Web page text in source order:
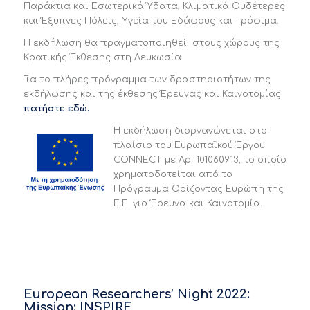
Παράκτια και Εσωτερικά Ύδατα, Κλιματικά Ουδέτερες
και Έξυπνες Πόλεις, Υγεία του Εδάφους και Τρόφιμα.
Η εκδήλωση θα πραγματοποιηθεί στους χώρους της
Κρατικής Έκθεσης στη Λευκωσία.
Για το πλήρες πρόγραμμα των δραστηριοτήτων της
εκδήλωσης και της έκθεσης Έρευνας και Καινοτομίας
πατήστε εδώ.
Η εκδήλωση διοργανώνεται στο
πλαίσιο του Ευρωπαϊκού Έργου
CONNECT με Αρ. 101060913, το οποίο
χρηματοδοτείται από το
Πρόγραμμα Ορίζοντας Ευρώπη της
Ε.Ε. για Έρευνα και Καινοτομία.
European Researchers’ Night 2022:
Mission: INSPIRE